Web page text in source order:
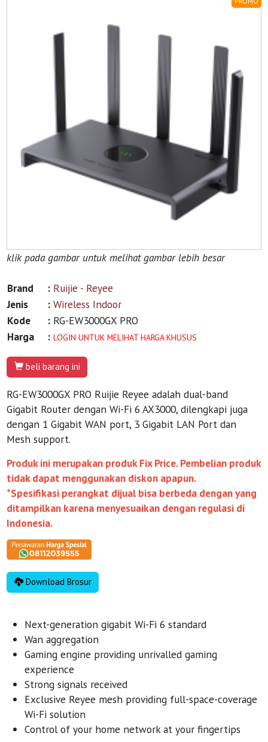
klik pada gambar untuk melihat gambar lebih besar
Brand : Ruijie - Reyee
Jenis
: Wireless Indoor
Kode
: RG-EW3000GX PRO
Harga
: LOGIN UNTUK MELIHAT HARGA KHUSUS
beli barang ini
RG-EW3000GX PRO Ruijie Reyee adalah dual-band
Gigabit Router dengan Wi-Fi 6 AX3000, dilengkapi juga
dengan 1 Gigabit WAN port, 3 Gigabit LAN Port dan
Mesh support.
Produk ini merupakan produk Fix Price. Pembelian produk
tidak dapat menggunakan diskon apapun.
*Spesifikasi perangkat dijual bisa berbeda dengan yang
ditampilkan karena menyesuaikan dengan regulasi di
Indonesia.
Download Brosur
Next-generation gigabit Wi-Fi 6 standard
Wan aggregation
Gaming engine providing unrivalled gaming
experience
Strong signals received
Exclusive Reyee mesh providing full-space-coverage
Wi-Fi solution
Control of your home network at your fingertips